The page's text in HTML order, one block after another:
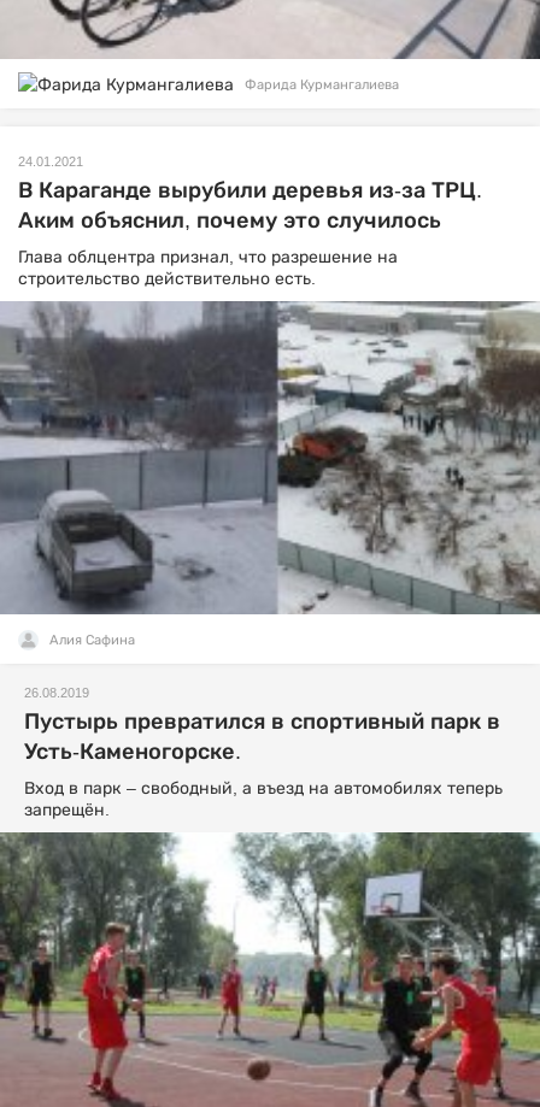
Фарида Курмангалиева
24.01.2021
В Караганде вырубили деревья из-за ТРЦ.
Аким объяснил, почему это случилось
Глава облцентра признал, что разрешение на
строительство действительно есть.
Алия Сафина
26.08.2019
Пустырь превратился в спортивный парк в
Усть-Каменогорске.
Вход в парк – свободный, а въезд на автомобилях теперь
запрещён.